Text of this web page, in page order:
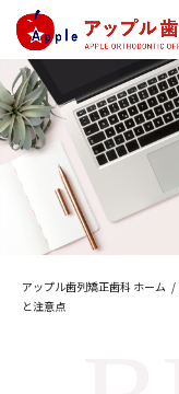
アップル歯列矯正歯科 ホーム
と注意点